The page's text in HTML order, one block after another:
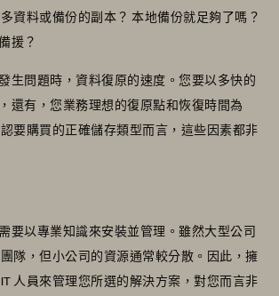
資料或備份的副本？ 本地備份就足夠了嗎？
援？
生問題時，資料復原的速度。您要以多快的
還有，您業務理想的復原點和恢復時間為
要購買的正確儲存類型而言，這些因素都非
要以專業知識來安裝並管理。雖然大型公司
隊，但小公司的資源通常較分散。因此，擁
人員來管理您所選的解決方案，對您而言非